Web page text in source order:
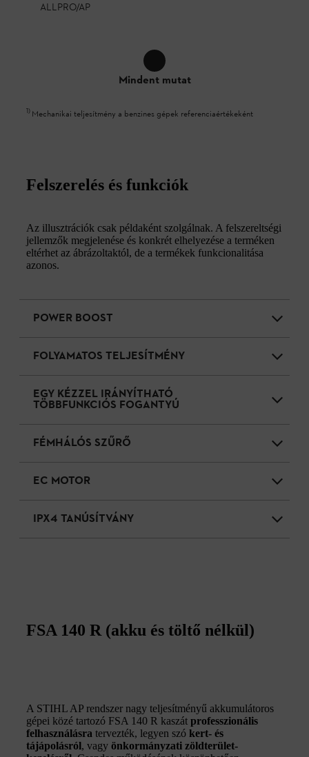
ALLPRO/AP
Mindent mutat
1) Mechanikai teljesítmény a benzines gépek referenciaértékeként
Felszerelés és funkciók
Az illusztrációk csak példaként szolgálnak. A felszereltségi
jellemzők megjelenése és konkrét elhelyezése a terméken
eltérhet az ábrázoltaktól, de a termékek funkcionalitása
azonos.
POWER BOOST
FOLYAMATOS TELJESÍTMÉNY
EGY KÉZZEL IRÁNYÍTHATÓ
TÖBBFUNKCIÓS FOGANTYÚ
FÉMHÁLÓS SZŰRŐ
EC MOTOR
IPX4 TANÚSÍTVÁNY
FSA 140 R (akku és töltő nélkül)
A STIHL AP rendszer nagy teljesítményű akkumulátoros
gépei közé tartozó FSA 140 R kaszát professzionális
felhasználásra tervezték, legyen szó kert- és
tájápolásról, vagy önkormányzati zöldterület-